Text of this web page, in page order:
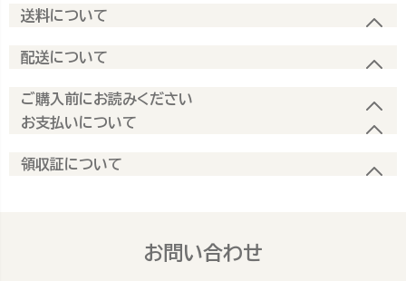
送料について
配送について
ご購入前にお読みください
お支払いについて
領収証について
お問い合わせ